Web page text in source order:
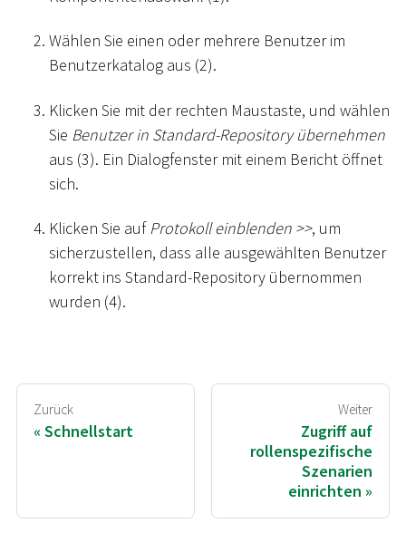
Wählen Sie einen oder mehrere Benutzer im
Benutzerkatalog aus (2).
Klicken Sie mit der rechten Maustaste, und wählen
Sie Benutzer in Standard-Repository übernehmen
aus (3). Ein Dialogfenster mit einem Bericht öffnet
sich.
Klicken Sie aufProtokoll einblenden >>, um
sicherzustellen, dass alle ausgewählten Benutzer
korrekt ins Standard-Repository übernommen
wurden (4).
Zurück
Schnellstart
Weiter
Zugriff auf
rollenspezifische
Szenarien
einrichten